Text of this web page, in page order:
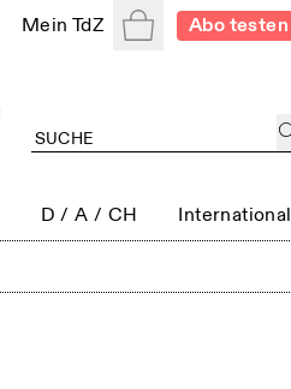
Mein TdZ WarenkorbAbo testen
D / A / CH International